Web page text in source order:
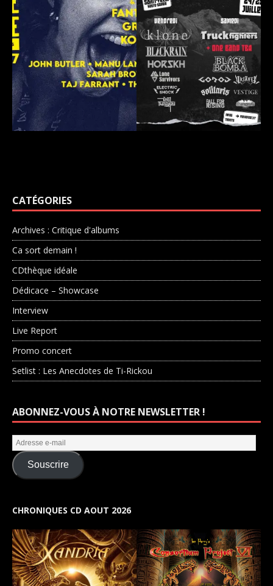
CATÉGORIES
Archives : Critique d'albums
Ca sort demain !
CDthèque idéale
Dédicace – Showcase
Interview
Live Report
Promo concert
Setlist : Les Anecdotes de Ti-Rickou
ABONNEZ-VOUS À NOTRE NEWSLETTER !
Souscrire
CHRONIQUES CD AOUT 2026